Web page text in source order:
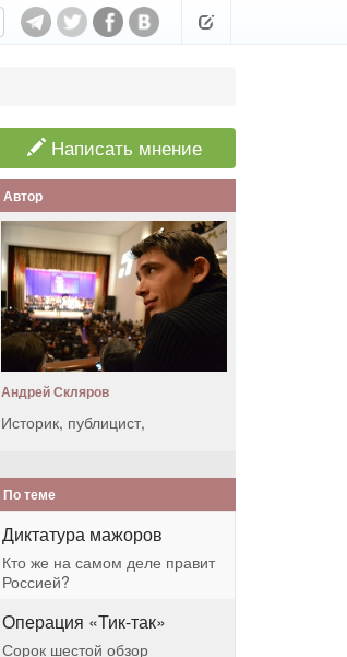
Написать мнение
Автор
Андрей Скляров
Историк, публицист,
По теме
Диктатура мажоров
Кто же на самом деле правит
Россией?
Операция «Тик-так»
Сорок шестой обзор